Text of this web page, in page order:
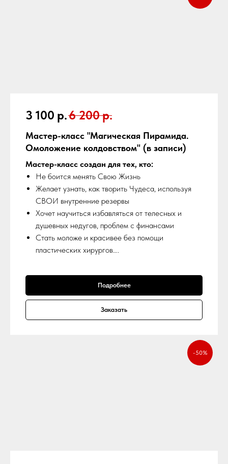
3 100 р.6 200р.
Мастер-класс "Магическая Пирамида.
Омоложение колдовством" (в записи)
Мастер-класс создан для тех, кто:
Не боится менять Свою Жизнь
Желает узнать, как творить Чудеса, используя
СВОИ внутренние резервы
Хочет научиться избавляться от телесных и
душевных недугов, проблем с финансами
Стать моложе и красивее без помощи
пластических хирургов….
Подробнее
Заказать
-50%